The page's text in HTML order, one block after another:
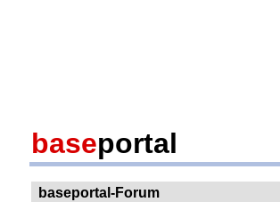
baseportal
baseportal-Forum